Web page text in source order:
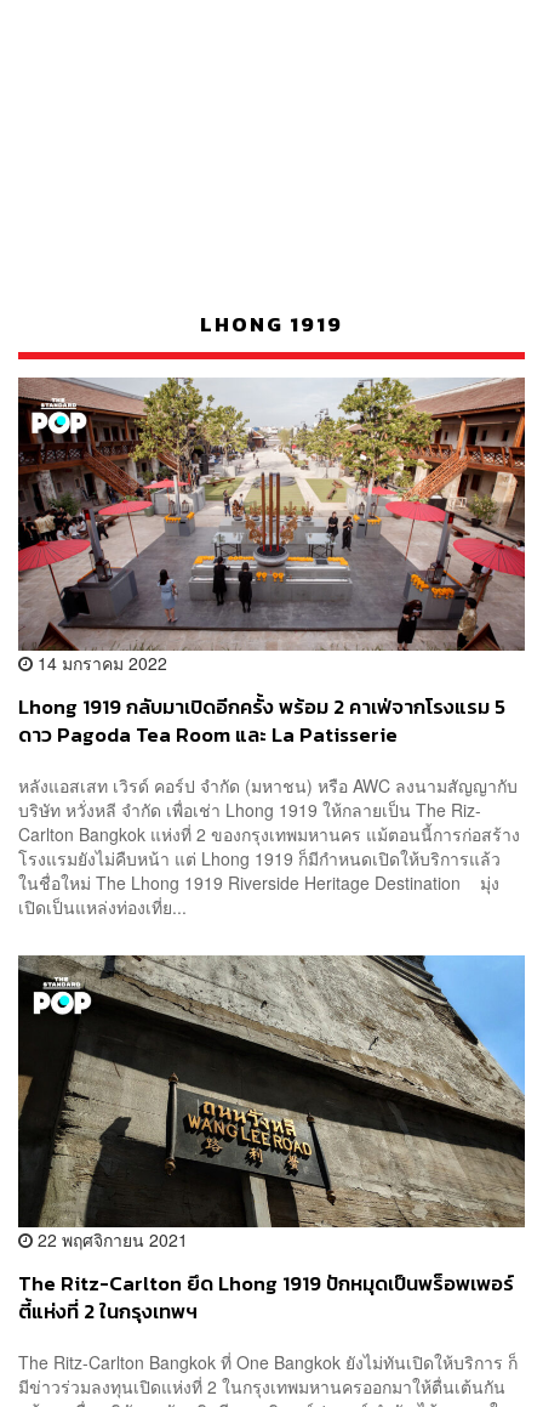
LHONG 1919
14 มกราคม 2022
Lhong 1919 กลับมาเปิดอีกครั้ง พร้อม 2 คาเฟ่จากโรงแรม 5
ดาว Pagoda Tea Room และ La Patisserie
หลังแอสเสท เวิรด์ คอร์ป จำกัด (มหาชน) หรือ AWC ลงนามสัญญากับ
บริษัท หวั่งหลี จำกัด เพื่อเช่า Lhong 1919 ให้กลายเป็น The Riz-
Carlton Bangkok แห่งที่ 2 ของกรุงเทพมหานคร แม้ตอนนี้การก่อสร้าง
โรงแรมยังไม่คืบหน้า แต่ Lhong 1919 ก็มีกำหนดเปิดให้บริการแล้ว
ในชื่อใหม่ The Lhong 1919 Riverside Heritage Destination มุ่ง
เปิดเป็นแหล่งท่องเที่ย...
22 พฤศจิกายน 2021
The Ritz-Carlton ยึด Lhong 1919 ปักหมุดเป็นพร็อพเพอร์
ตี้แห่งที่ 2 ในกรุงเทพฯ
The Ritz-Carlton Bangkok ที่ One Bangkok ยังไม่ทันเปิดให้บริการ ก็
มีข่าวร่วมลงทุนเปิดแห่งที่ 2 ในกรุงเทพมหานครออกมาให้ตื่นเต้นกัน